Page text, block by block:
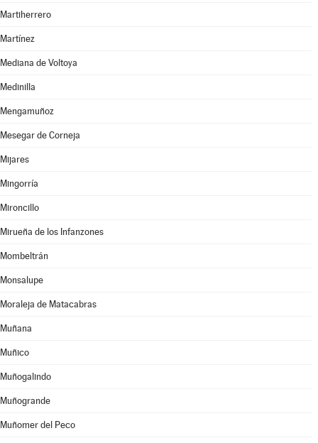
Martiherrero
Martínez
Mediana de Voltoya
Medinilla
Mengamuñoz
Mesegar de Corneja
Mijares
Mingorría
Mironcillo
Mirueña de los Infanzones
Mombeltrán
Monsalupe
Moraleja de Matacabras
Muñana
Muñico
Muñogalindo
Muñogrande
Muñomer del Peco